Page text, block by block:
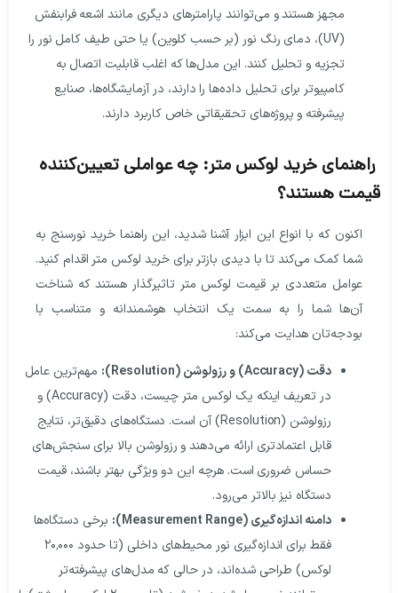
مجهز هستند و می‌توانند پارامترهای دیگری مانند اشعه فرابنفش
(UV)، دمای رنگ نور (بر حسب کلوین) یا حتی طیف کامل نور را
تجزیه و تحلیل کنند. این مدل‌ها که اغلب قابلیت اتصال به
کامپیوتر برای تحلیل داده‌ها را دارند، در آزمایشگاه‌ها، صنایع
پیشرفته و پروژه‌های تحقیقاتی خاص کاربرد دارند.
خرید لوکس متر: چه عواملی تعیین‌کننده
هستند؟
اکنون که با انواع این ابزار آشنا شدید، این راهنما خرید نورسنجبه
شما کمک می‌کند تا با دیدی بازتر برای خرید لوکس متر اقدام کنید.
عوامل متعددی بر قیمت لوکس متر تاثیرگذار هستند که شناخت
آن‌ها شما را به سمت یک انتخاب هوشمندانه و متناسب با
بودجه‌تان هدایت می‌کند:
دقت (Accuracy) و رزولوشن (Resolution):
مهم‌ترین عامل
در تعریف اینکه یک لوکس متر چیست، دقت (Accuracy) و
رزولوشن (Resolution) آن است. دستگاه‌های دقیق‌تر، نتایج
قابل اعتمادتری ارائه می‌دهند و رزولوشن بالا برای سنجش‌های
حساس ضروری است. هرچه این دو ویژگی بهتر باشند، قیمت
دستگاه نیز بالاتر می‌رود.
دامنه اندازه‌گیری (Measurement Range):
برخی دستگاه‌ها
فقط برای اندازه‌گیری نور محیط‌های داخلی (تا حدود ۲۰٬۰۰۰
لوکس) طراحی شده‌اند، در حالی که مدل‌های پیشرفته‌تر